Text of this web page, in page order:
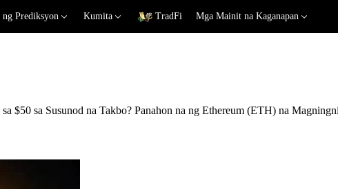
Prediksyon Kumita TradFi Mga Mainit na Kaganapan
sa Susunod na Takbo? Panahon na ng Ethereum (ETH) na